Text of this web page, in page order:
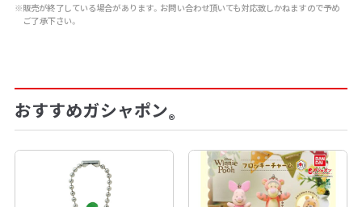
※販売が終了している場合があります。お問い合わせ頂いても対応致しかねますので予め
ご了承下さい。
おすすめガシャポン®